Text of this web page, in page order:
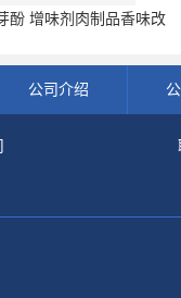
酚 增味剂肉制品香味改
公司介绍